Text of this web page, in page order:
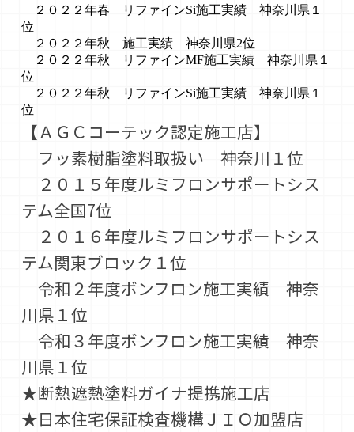
２０２２年春 リファインSi施工実績 神奈川県１
位
２０２２年秋 施工実績 神奈川県2位
２０２２年秋 リファインMF施工実績 神奈川県１
位
２０２２年秋 リファインSi施工実績 神奈川県１
位
【ＡＧＣコーテック認定施工店】
フッ素樹脂塗料取扱い 神奈川１位
２０１５年度ルミフロンサポートシス
テム全国7位
２０１６年度ルミフロンサポートシス
テム関東ブロック１位
令和２年度ボンフロン施工実績 神奈
川県１位
令和３年度ボンフロン施工実績 神奈
川県１位
★断熱遮熱塗料ガイナ提携施工店
★日本住宅保証検査機構ＪＩＯ加盟店